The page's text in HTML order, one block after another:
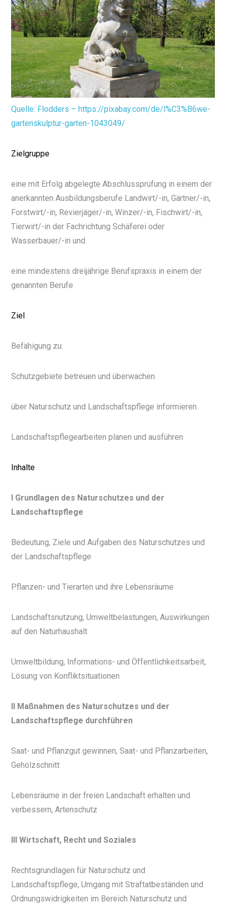
Quelle: Flodders – https://pixabay.com/de/l%C3%B6we-
gartenskulptur-garten-1043049/
Zielgruppe
eine mit Erfolg abgelegte Abschlussprüfung in einem der
anerkannten Ausbildungsberufe Landwirt/-in, Gärtner/-in,
Forstwirt/-in, Revierjäger/-in, Winzer/-in, Fischwirt/-in,
Tierwirt/-in der Fachrichtung Schäferei oder
Wasserbauer/-in und
eine mindestens dreijährige Berufspraxis in einem der
genannten Berufe
Ziel
Befähigung zu:
Schutzgebiete betreuen und überwachen
über Naturschutz und Landschaftspflege informieren
Landschaftspflegearbeiten planen und ausführen
Inhalte
I Grundlagen des Naturschutzes und der
Landschaftspflege
Bedeutung, Ziele und Aufgaben des Naturschutzes und
der Landschaftspflege
Pflanzen- und Tierarten und ihre Lebensräume
Landschaftsnutzung, Umweltbelastungen, Auswirkungen
auf den Naturhaushalt
Umweltbildung, Informations- und Öffentlichkeitsarbeit,
Lösung von Konfliktsituationen
II Maßnahmen des Naturschutzes und der
Landschaftspflege durchführen
Saat- und Pflanzgut gewinnen, Saat- und Pflanzarbeiten,
Gehölzschnitt
Lebensräume in der freien Landschaft erhalten und
verbessern, Artenschutz
III Wirtschaft, Recht und Soziales
Rechtsgrundlagen für Naturschutz und
Landschaftspflege, Umgang mit Straftatbeständen und
Ordnungswidrigkeiten im Bereich Naturschutz und